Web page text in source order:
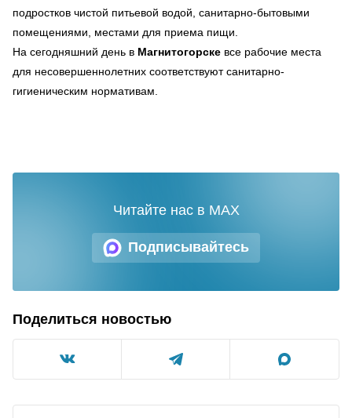
подростков чистой питьевой водой, санитарно-бытовыми
помещениями, местами для приема пищи.
На сегодняшний день в Магнитогорске все рабочие места
для несовершеннолетних соответствуют санитарно-
гигиеническим нормативам.
Подписывайтесь
Читайте нас в MAX
Поделиться новостью